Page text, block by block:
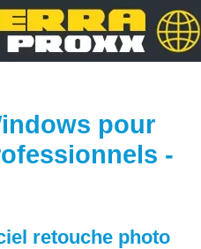
pour
-
retouche photo